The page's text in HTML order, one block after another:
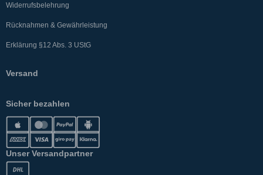
Widerrufsbelehrung
Rücknahmen & Gewährleistung
Erklärung §12 Abs. 3 UStG
Versand
Sicher bezahlen
Unser Versandpartner